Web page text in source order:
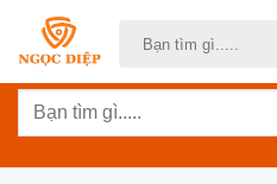
dung
Tìm